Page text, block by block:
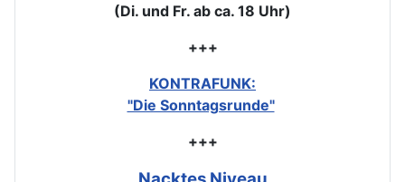
(Di. und Fr. ab ca. 18 Uhr)
+++
KONTRAFUNK:
"Die Sonntagsrunde"
+++